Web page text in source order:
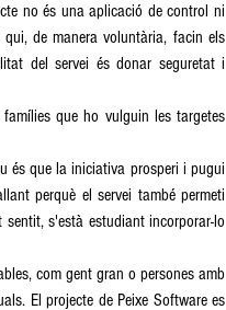
no és una aplicació de control ni
de manera voluntària, facin els
del servei és donar seguretat i
que ho vulguin les targetes
és que la iniciativa prosperi i pugui
perquè el servei també permeti
s'està estudiant incorporar-lo
com gent gran o persones amb
El projecte de Peixe Software es